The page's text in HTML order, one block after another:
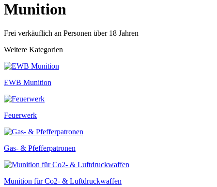
Munition
Frei verkäuflich an Personen über 18 Jahren
Weitere Kategorien
EWB Munition
Feuerwerk
Gas- & Pfefferpatronen
Munition für Co2- & Luftdruckwaffen